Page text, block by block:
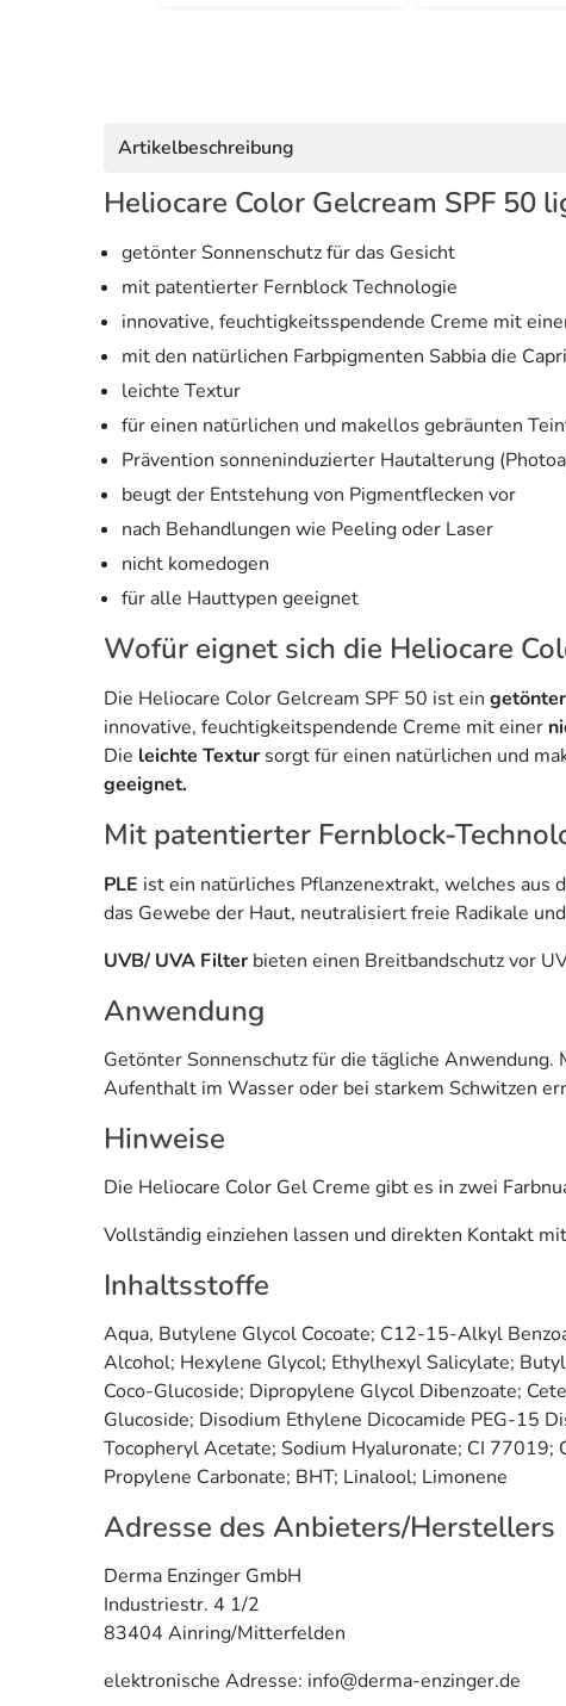
Artikelbeschreibung
Heliocare Color Gelcream SPF 50
getönter Sonnenschutz für das Gesicht
mit patentierter Fernblock Technologie
innovative, feuchtigkeitsspendende Creme mit
mit den natürlichen Farbpigmenten Sabbia die
leichte Textur
für einen natürlichen und makellos gebräunten
Prävention sonneninduzierter Hautalterung
beugt der Entstehung von Pigmentflecken vor
nach Behandlungen wie Peeling oder Laser
nicht komedogen
für alle Hauttypen geeignet
Wofür eignet sich die Heliocare
Die Heliocare Color Gelcream SPF 50 ist ein
innovative, feuchtigkeitspendende Creme mit einer
Die leichte Textur sorgt für einen natürlichen und
geeignet.
Mit patentierter Fernblock-
PLE ist ein natürliches Pflanzenextrakt, welches aus
das Gewebe der Haut, neutralisiert freie Radikale
UVB/ UVA Filter bieten einen Breitbandschutz vor
Anwendung
Getönter Sonnenschutz für die tägliche Anwendung.
Aufenthalt im Wasser oder bei starkem Schwitzen
Hinweise
Die Heliocare Color Gel Creme gibt es in zwei
Vollständig einziehen lassen und direkten Kontakt
Inhaltsstoffe
Aqua, Butylene Glycol Cocoate; C12-15-Alkyl
Alcohol; Hexylene Glycol; Ethylhexyl Salicylate;
Coco-Glucoside; Dipropylene Glycol Dibenzoate;
Glucoside; Disodium Ethylene Dicocamide PEG-15
Tocopheryl Acetate; Sodium Hyaluronate; CI 77019;
Propylene Carbonate; BHT; Linalool; Limonene
Adresse des Anbieters/Herstellers
Derma Enzinger GmbH
Industriestr. 4 1/2
83404 Ainring/Mitterfelden
elektronische Adresse: info@derma-enzinger.de